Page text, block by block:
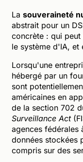
La souveraineté
abstrait pour un
concrète : qui
le système d'IA, et
Lorsqu'une
hébergé par un
sont
américaines en
de la section 702
Surveillance Act
agences fédérales
données stockées
compris sur des